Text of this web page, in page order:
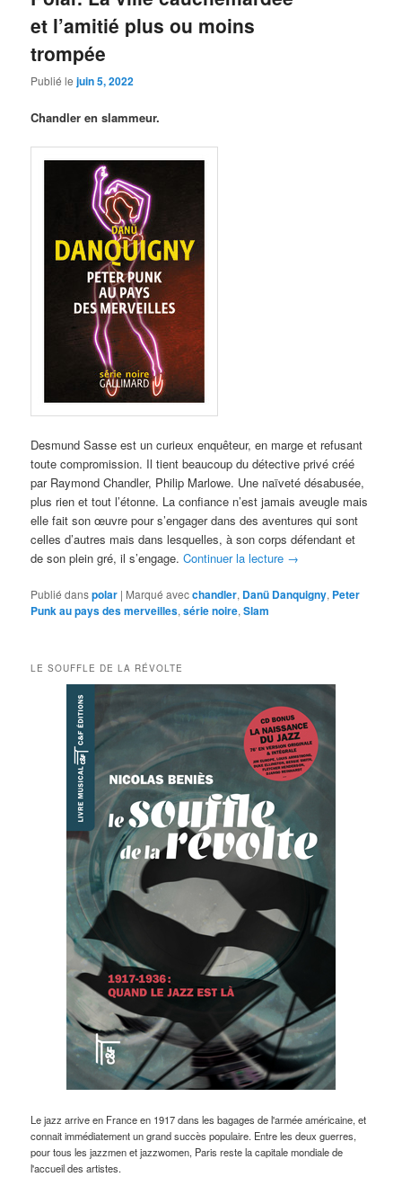
et l’amitié plus ou moins
trompée
Publié lejuin 5, 2022
Chandler en slammeur.
Desmund Sasse est un curieux enquêteur, en marge et refusant
toute compromission. Il tient beaucoup du détective privé créé
par Raymond Chandler, Philip Marlowe. Une naïveté désabusée,
plus rien et tout l’étonne. La confiance n’est jamais aveugle mais
elle fait son œuvre pour s’engager dans des aventures qui sont
celles d’autres mais dans lesquelles, à son corps défendant et
de son plein gré, il s’engage.Continuer la lecture →
Publié danspolar | Marqué avecchandler, Danü Danquigny, Peter
Punk au pays des merveilles,série noire,Slam
LE SOUFFLE DE LA RÉVOLTE
Le jazz arrive en France en 1917 dans les bagages de l'armée américaine, et
connait immédiatement un grand succès populaire. Entre les deux guerres,
pour tous les jazzmen et jazzwomen, Paris reste la capitale mondiale de
l'accueil des artistes.